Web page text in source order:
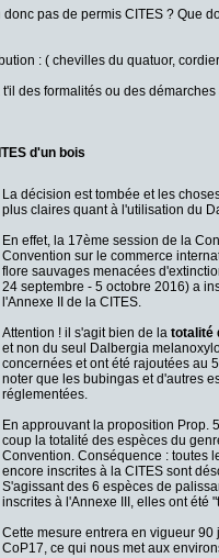
pas de permis CITES ? Que
: ( chevilles du quatuor,
des formalités ou des démarches
d'un bois
La décision est tombée et les
plus claires quant à l'utilisation du
En effet, la 17ème session de la
Convention sur le commerce
flore sauvages menacées
24 septembre - 5 octobre 2016) a
l'Annexe II de la CITES.
Attention ! il s'agit bien de la totalité
et non du seul Dalbergia
concernées et ont été rajoutées au
noter que les bubingas et d'autres
réglementées.
En approuvant la proposition Prop.
coup la totalité des espèces du
Convention. Conséquence : toutes
encore inscrites à la CITES sont
S'agissant des 6 espèces de
inscrites à l'Annexe III, elles ont été
Cette mesure entrera en vigueur
CoP17, ce qui nous met aux